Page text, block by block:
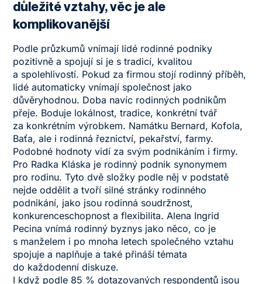
důležité vztahy, věc je ale
komplikovanější
Podle průzkumů vnímají lidé rodinné podniky
pozitivně a spojují si je s tradicí, kvalitou
a spolehlivostí. Pokud za firmou stojí rodinný příběh,
lidé automaticky vnímají společnost jako
důvěryhodnou. Doba navíc rodinných podnikům
přeje. Boduje lokálnost, tradice, konkrétní tvář
za konkrétním výrobkem. Namátku Bernard, Kofola,
Baťa, ale i rodinná řeznictví, pekařství, farmy.
Podobné hodnoty vidí za svým podnikáním i firmy.
Pro Radka Kláska je rodinný podnik synonymem
pro rodinu. Tyto dvě složky podle něj v podstatě
nejde oddělit a tvoří silné stránky rodinného
podnikání, jako jsou rodinná soudržnost,
konkurenceschopnost a flexibilita. Alena Ingrid
Pecina vnímá rodinný byznys jako něco, co je
s manželem i po mnoha letech společného vztahu
spojuje a naplňuje a také přináší témata
do každodenní diskuze.
I když podle 85 % dotazovaných respondentů jsou